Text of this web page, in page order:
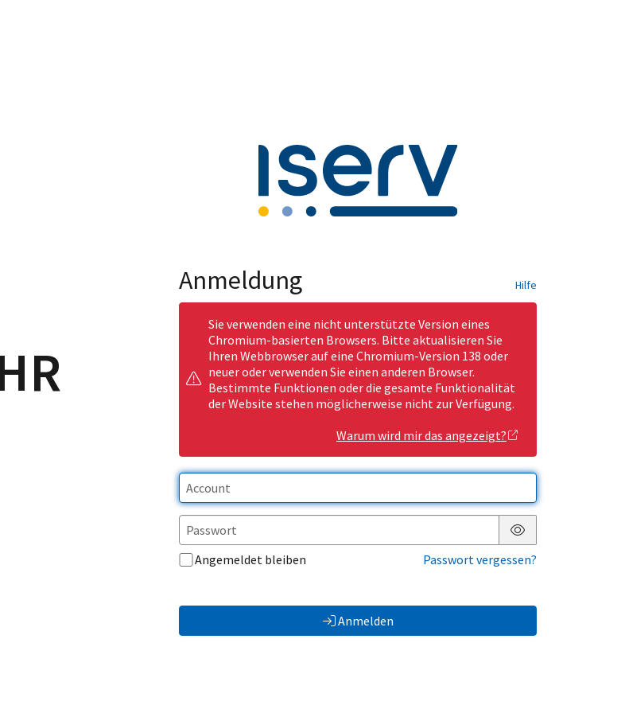
Anmeldung Hilfe
Sie verwenden eine nicht unterstützte Version eines
Chromium-basierten Browsers. Bitte aktualisieren Sie
Ihren Webbrowser auf eine Chromium-Version 138 oder
neuer oder verwenden Sie einen anderen Browser.
Bestimmte Funktionen oder die gesamte Funktionalität
der Website stehen möglicherweise nicht zur Verfügung.
Warum wird mir das angezeigt?
Passwort anzeigen
Angemeldet bleiben
Passwort vergessen?
Anmelden